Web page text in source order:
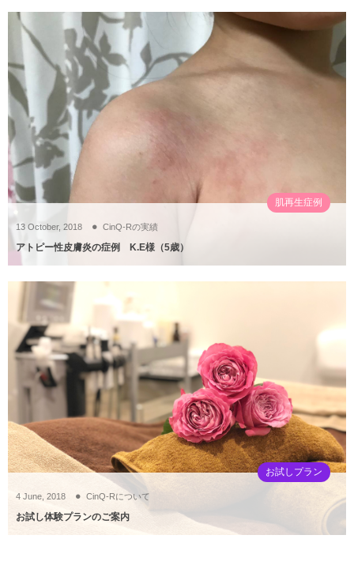
肌再生症例
13 October, 2018 CinQ-Rの実績
アトピー性皮膚炎の症例 K.E様（5歳）
お試しプラン
4 June 2018 CinQ-Rについて
お試し体験プランのご案内